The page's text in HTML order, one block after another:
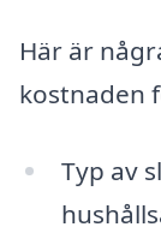
Här är
kostnaden
Typ av